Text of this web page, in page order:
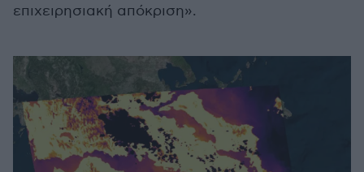
επιχειρησιακή απόκριση».